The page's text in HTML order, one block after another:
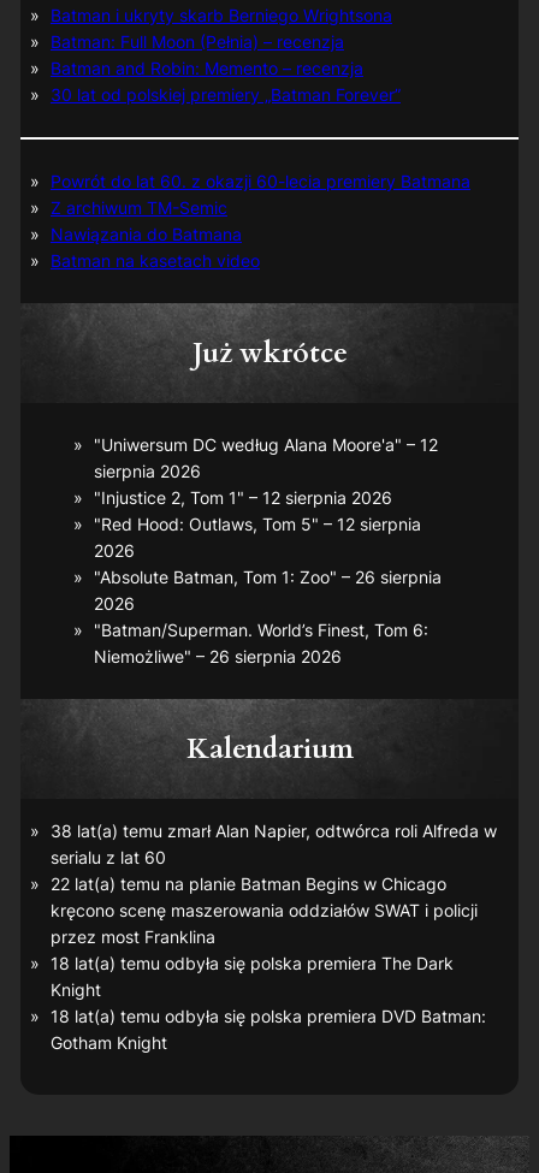
Batman i ukryty skarb Berniego Wrightsona
Batman: Full Moon (Pełnia) – recenzja
Batman and Robin: Memento – recenzja
30 lat od polskiej premiery „Batman Forever”
Powrót do lat 60. z okazji 60-lecia premiery Batmana
Z archiwum TM-Semic
Nawiązania do Batmana
Batman na kasetach video
Już wkrótce
"Uniwersum DC według Alana Moore'a" – 12
sierpnia 2026
"Injustice 2, Tom 1" – 12 sierpnia 2026
"Red Hood: Outlaws, Tom 5" – 12 sierpnia
2026
"Absolute Batman, Tom 1: Zoo" – 26 sierpnia
2026
"Batman/Superman. World’s Finest, Tom 6:
Niemożliwe" – 26 sierpnia 2026
Kalendarium
38 lat(a) temu zmarł Alan Napier, odtwórca roli Alfreda w
serialu z lat 60
22 lat(a) temu na planie Batman Beginsw Chicago
kręcono scenę maszerowania oddziałów SWAT i policji
przez most Franklina
18 lat(a) temu odbyła się polska premiera The Dark
Knight
18 lat(a) temu odbyła się polska premiera DVD Batman:
Gotham Knight